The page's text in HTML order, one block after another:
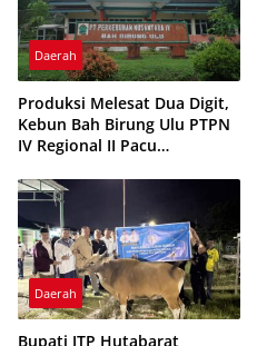
Daerah
Produksi Melesat Dua Digit,
Kebun Bah Birung Ulu PTPN
IV Regional II Pacu
Pemberdayaan Masyarakat
Daerah
Bupati JTP Hutabarat